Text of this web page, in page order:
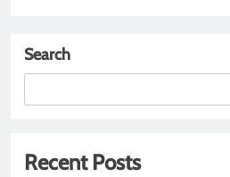
Search
Recent Posts